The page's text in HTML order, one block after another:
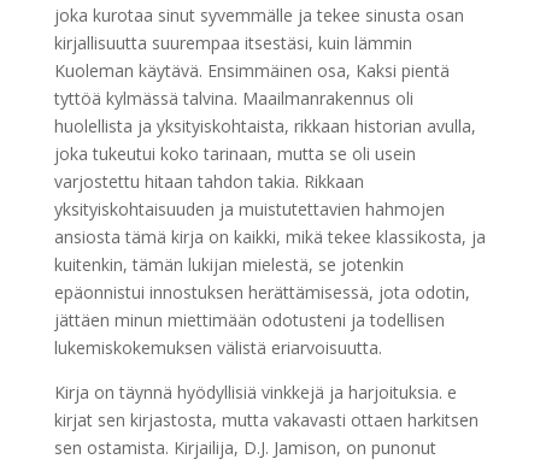
joka kurotaa sinut syvemmälle ja tekee sinusta osan
kirjallisuutta suurempaa itsestäsi, kuin lämmin
Kuoleman käytävä. Ensimmäinen osa, Kaksi pientä
tyttöä kylmässä talvina. Maailmanrakennus oli
huolellista ja yksityiskohtaista, rikkaan historian avulla,
joka tukeutui koko tarinaan, mutta se oli usein
varjostettu hitaan tahdon takia. Rikkaan
yksityiskohtaisuuden ja muistutettavien hahmojen
ansiosta tämä kirja on kaikki, mikä tekee klassikosta, ja
kuitenkin, tämän lukijan mielestä, se jotenkin
epäonnistui innostuksen herättämisessä, jota odotin,
jättäen minun miettimään odotusteni ja todellisen
lukemiskokemuksen välistä eriarvoisuutta.
Kirja on täynnä hyödyllisiä vinkkejä ja harjoituksia. e
kirjat​ sen kirjastosta, mutta vakavasti ottaen harkitsen
sen ostamista. Kirjailija, D.J. Jamison, on punonut